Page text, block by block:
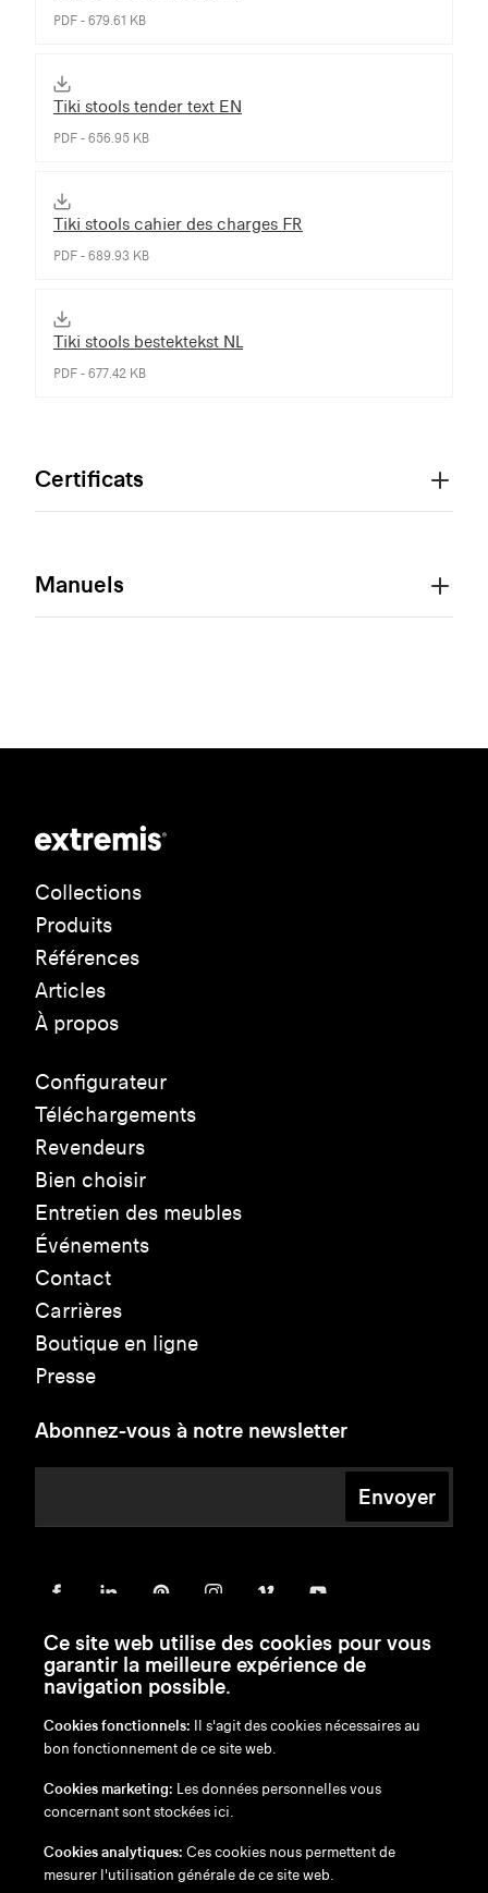
PDF - 679.61 KB
Tiki stools tender text EN
PDF - 656.95 KB
Tiki stools cahier des charges FR
PDF - 689.93 KB
Tiki stools bestektekst NL
PDF - 677.42 KB
Certificats
Manuels
Collections
Produits
Références
Articles
À propos
Configurateur
Téléchargements
Revendeurs
Bien choisir
Entretien des meubles
Événements
Contact
Carrières
Boutique en ligne
Presse
Abonnez-vous à notre newsletter
Envoyer
en/nl/fr/de
Exonération de responsabilité
Politique en matière de cookies
Ce site web utilise des cookies pour vous
garantir la meilleure expérience de
navigation possible.
Cookies fonctionnels: Il s'agit des cookies nécessaires au
bon fonctionnement de ce site web.
Cookies marketing: Les données personnelles vous
concernant sont stockées ici.
Cookies analytiques: Ces cookies nous permettent de
mesurer l'utilisation générale de ce site web.